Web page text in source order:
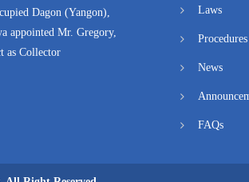
Dagon (Yangon),
appointed Mr. Gregory,
as Collector
Laws
Procedures
News
FAQs